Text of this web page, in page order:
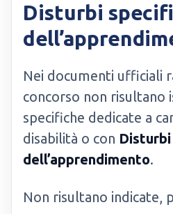
Disturbi
Nei documenti ufficiali
concorso non risultano
specifiche dedicate a
disabilità o con
dell’apprendimento.
Non risultano indicate,